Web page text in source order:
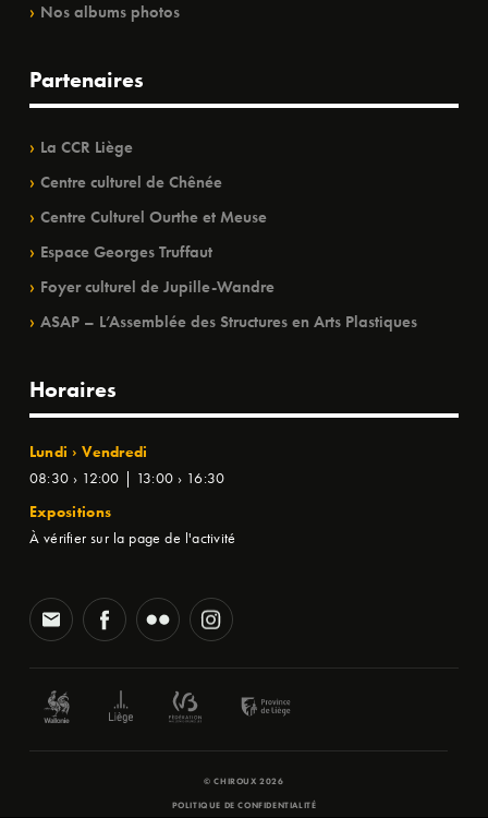
Nos albums photos
Partenaires
La CCR Liège
Centre culturel de Chênée
Centre Culturel Ourthe et Meuse
Espace Georges Truffaut
Foyer culturel de Jupille-Wandre
ASAP – L’Assemblée des Structures en Arts Plastiques
Horaires
Lundi › Vendredi
08:30 › 12:00 | 13:00 › 16:30
Expositions
À vérifier sur la page de l'activité
© CHIROUX 2026
POLITIQUE DE CONFIDENTIALITÉ